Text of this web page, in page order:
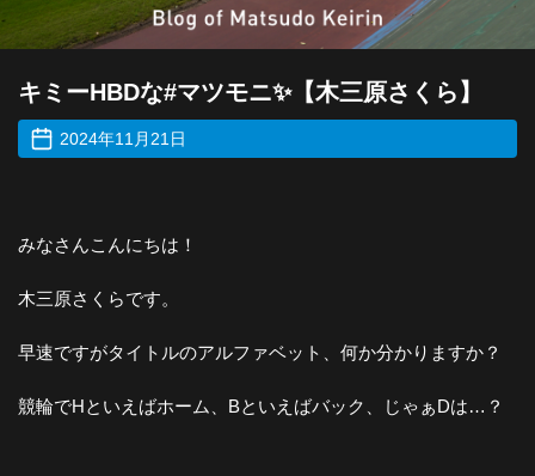
キミーHBDな#マツモニ✨【木三原さくら】
2024年11月21日
みなさんこんにちは！
木三原さくらです。
早速ですがタイトルのアルファベット、何か分かりますか？
競輪でHといえばホーム、Bといえばバック、じゃぁDは…？